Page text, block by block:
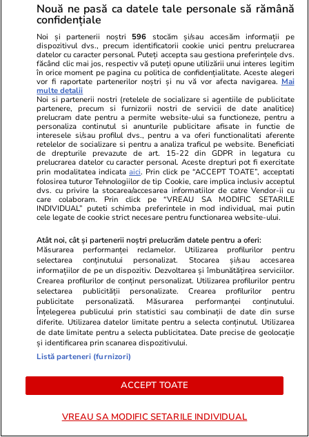
Sănătate și Fitness 15:23
Guvernul a deblocat 22 de
posturi la Spitalul „Maria Curie”.
Când vor ajunge, de fapt, primii
asistenți medicali la patul copiilor
și ce se întâmplă cu restul
spitalelor
Lifestyle
Tinerii din
părinți când
viața lor:
au
Semnele deshidratării și cum să
o previi
Lifestyle 17 iul.
De ce să nu păstrezi cartofii
Nouă ne pasă ca datele tale personale să rămână
confidențiale
Noi și partenerii noștri 596 stocăm și/sau accesăm informații pe
dispozitivul dvs., precum identificatorii cookie unici pentru prelucrarea
datelor cu caracter personal. Puteți accepta sau gestiona preferințele dvs.
făcând clic mai jos, respectiv vă puteți opune utilizării unui interes legitim
în orice moment pe pagina cu politica de confidențialitate. Aceste alegeri
vor fi raportate partenerilor noștri și nu vă vor afecta navigarea. Mai
multe detalii
Noi si partenerii nostri (retelele de socializare si agentiile de publicitate
partenere, precum si furnizorii nostri de servicii de date analitice)
prelucram date pentru a permite website-ului sa functioneze, pentru a
personaliza continutul si anunturile publicitare afisate in functie de
interesele si/sau profilul dvs., pentru a va oferi functionalitati aferente
retelelor de socializare si pentru a analiza traficul pe website. Beneficiati
de drepturile prevazute de art. 15-22 din GDPR in legatura cu
prelucrarea datelor cu caracter personal. Aceste drepturi pot fi exercitate
prin modalitatea indicataaici. Prin click pe “ACCEPT TOATE”, acceptati
folosirea tuturor Tehnologiilor de tip Cookie, care implica inclusiv acceptul
dvs. cu privire la stocarea/accesarea informatiilor de catre Vendor-ii cu
care colaboram. Prin click pe “VREAU SA MODIFIC SETARILE
INDIVIDUAL” puteti schimba preferintele in mod individual, mai putin
cele legate de cookie strict necesare pentru functionarea website-ului.
Atât noi, cât și partenerii noștri prelucrăm datele pentru a oferi:
Măsurarea performanței reclamelor. Utilizarea profilurilor pentru
selectarea conținutului personalizat. Stocarea și/sau accesarea
informațiilor de pe un dispozitiv. Dezvoltarea și îmbunătățirea serviciilor.
Crearea profilurilor de conținut personalizat. Utilizarea profilurilor pentru
selectarea publicității personalizate. Crearea profilurilor pentru
publicitate personalizată. Măsurarea performanței conținutului.
Înțelegerea publicului prin statistici sau combinații de date din surse
diferite. Utilizarea datelor limitate pentru a selecta conținutul. Utilizarea
de date limitate pentru a selecta publicitatea. Date precise de geolocație
și identificarea prin scanarea dispozitivului.
Listă parteneri (furnizori)
ACCEPT TOATE
VREAU SA MODIFIC SETARILE INDIVIDUAL